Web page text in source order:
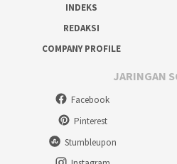
INDEKS
REDAKSI
COMPANY PROFILE
JARINGAN
Facebook
Pinterest
Stumbleupon